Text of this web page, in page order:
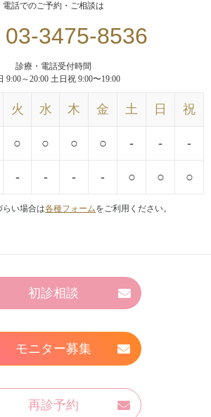
電話でのご予約・ご相談は
03-3475-8536
診療・電話受付時間
9:00～20:00 土日祝 9:00〜19:00
火 水 木 金 土 日 祝
○ ○ ○ ○ - - -
- - - - ○ ○ ○
らい場合は各種フォームをご利用ください。
初診相談
モニター募集
再診予約